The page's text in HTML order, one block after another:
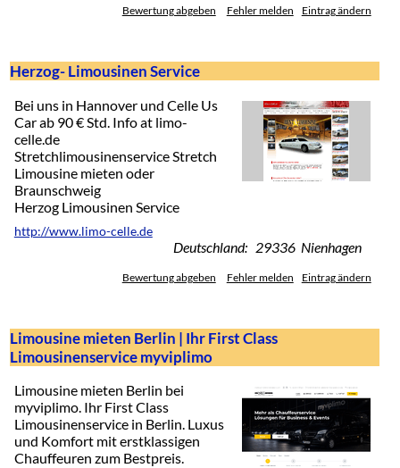
Bewertung abgeben Fehler melden Eintrag ändern
Herzog- Limousinen Service
Bei uns in Hannover und Celle Us
Car ab 90 € Std. Info at limo-
celle.de
Stretchlimousinenservice Stretch
Limousine mieten oder
Braunschweig
Herzog Limousinen Service
http://www.limo-celle.de
Deutschland: 29336 Nienhagen
Bewertung abgeben Fehler melden Eintrag ändern
Limousine mieten Berlin | Ihr First Class
Limousinenservice myviplimo
Limousine mieten Berlin bei
myviplimo. Ihr First Class
Limousinenservice in Berlin. Luxus
und Komfort mit erstklassigen
Chauffeuren zum Bestpreis.